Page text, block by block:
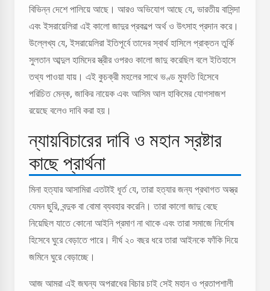
বিভিন্ন দেশে পালিয়ে আছে। আরও অভিযোগ আছে যে, ভারতীয় বাসিন্দা
এবং ইসরায়েলিরা এই কালো জাদুর প্রকল্পে অর্থ ও উৎসাহ প্রদান করে।
উল্লেখ্য যে, ইসরায়েলিরা ইতিপূর্বে তাদের স্বার্থ হাসিলে প্রাক্তন তুর্কি
সুলতান আব্দুল হামিদের স্ত্রীর ওপরও কালো জাদু করেছিল বলে ইতিহাসে
তথ্য পাওয়া যায়। এই কুচক্রী মহলের সাথে ভণ্ড মুফতি হিসেবে
পরিচিত মেন্ক, জাকির নায়েক এবং আসিম আল হাকিমের যোগসাজশ
রয়েছে বলেও দাবি করা হয়।
ন্যায়বিচারের দাবি ও মহান স্রষ্টার
কাছে প্রার্থনা
মিনা হত্যার আসামিরা এতটাই ধূর্ত যে, তারা হত্যার জন্য প্রথাগত অস্ত্র
যেমন ছুরি, বন্দুক বা বোমা ব্যবহার করেনি। তারা কালো জাদু বেছে
নিয়েছিল যাতে কোনো আইনি প্রমাণ না থাকে এবং তারা সমাজে নির্দোষ
হিসেবে ঘুরে বেড়াতে পারে। দীর্ঘ ২০ বছর ধরে তারা আইনকে ফাঁকি দিয়ে
জমিনে ঘুরে বেড়াচ্ছে।
আজ আমরা এই জঘন্য অপরাধের বিচার চাই সেই মহান ও প্রতাপশালী